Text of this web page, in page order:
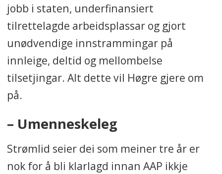
jobb i staten, underfinansiert
tilrettelagde arbeidsplassar og gjort
unødvendige innstrammingar på
innleige, deltid og mellombelse
tilsetjingar. Alt dette vil Høgre gjere om
på.
– Umenneskeleg
Strømlid seier dei som meiner tre år er
nok for å bli klarlagd innan AAP ikkje